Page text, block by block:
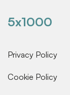
5x1000
Privacy Policy
Cookie Policy